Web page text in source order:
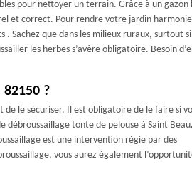
pour nettoyer un terrain. Grâce à un gazon
et correct. Pour rendre votre jardin
. Sachez que dans les milieux ruraux, surtout si
les herbes s’avère obligatoire. Besoin
?
de le sécuriser. Il est obligatoire de le faire si
débroussaillage tonte de pelouse à Saint
est une intervention régie par des
vous aurez également